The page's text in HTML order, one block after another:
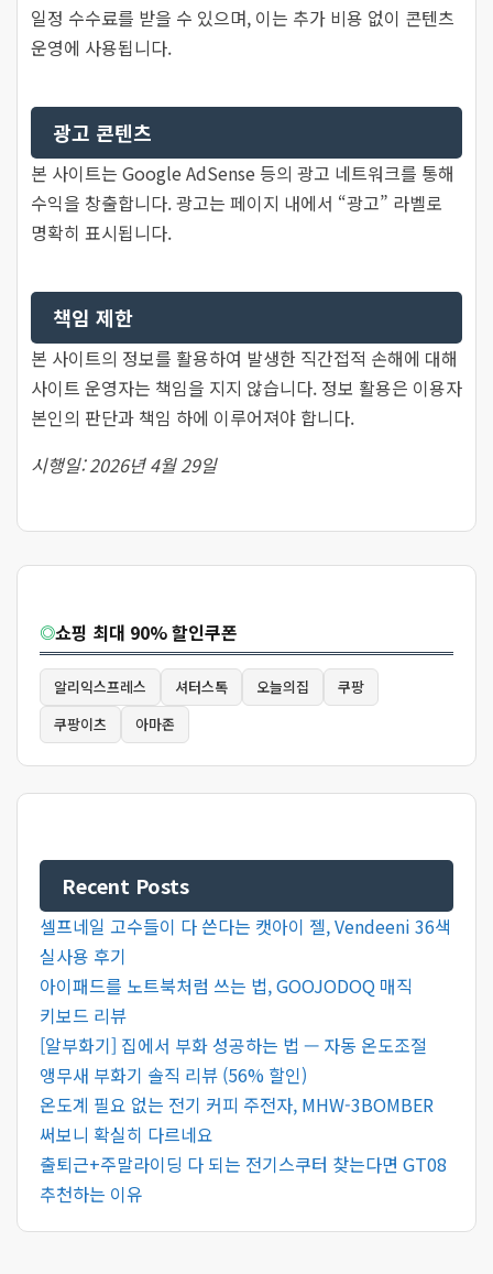
일정 수수료를 받을 수 있으며, 이는 추가 비용 없이 콘텐츠
운영에 사용됩니다.
광고 콘텐츠
본 사이트는 Google AdSense 등의 광고 네트워크를 통해
수익을 창출합니다. 광고는 페이지 내에서 “광고” 라벨로
명확히 표시됩니다.
책임 제한
본 사이트의 정보를 활용하여 발생한 직간접적 손해에 대해
사이트 운영자는 책임을 지지 않습니다. 정보 활용은 이용자
본인의 판단과 책임 하에 이루어져야 합니다.
시행일: 2026년 4월 29일
◎쇼핑 최대 90% 할인쿠폰
알리익스프레스 셔터스톡 오늘의집
쿠팡
쿠팡이츠
아마존
Recent Posts
셀프네일 고수들이 다 쓴다는 캣아이 젤, Vendeeni 36색
실사용 후기
아이패드를 노트북처럼 쓰는 법, GOOJODOQ 매직
키보드 리뷰
[알부화기] 집에서 부화 성공하는 법 — 자동 온도조절
앵무새 부화기 솔직 리뷰 (56% 할인)
온도계 필요 없는 전기 커피 주전자, MHW-3BOMBER
써보니 확실히 다르네요
출퇴근+주말라이딩 다 되는 전기스쿠터 찾는다면 GT08
추천하는 이유